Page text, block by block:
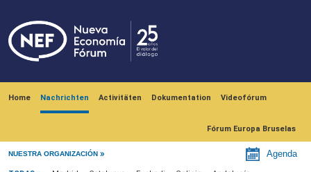
Home Nachrichten Activitäten Dokumentation Videofórum
Fórum Europa Bruselas
NUESTRA ORGANIZACIÓN Agenda
Menú noticias